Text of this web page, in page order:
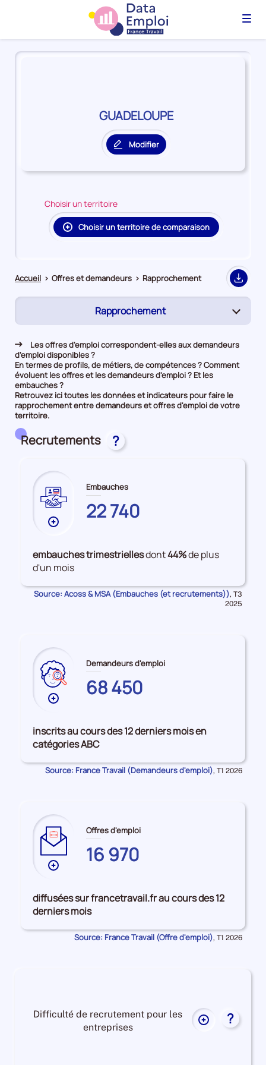
Menu
Panorama
GUADELOUPE
Modifier
le
principal
Choisir un territoire
Choisir un territoire de comparaison
Accueil > Offres et demandeurs > Rapprochement Export
Rapprochement
(page
Demandeurs d'emploi
Offres d’emploi
Les offres d'emploi correspondent-elles aux demandeurs
d'emploi disponibles ?
En termes de profils, de métiers, de compétences ? Comment
évoluent les offres et les demandeurs d'emploi ? Et les
embauches ?
Retrouvez ici toutes les données et indicateurs pour faire le
rapprochement entre demandeurs et offres d'emploi de votre
territoire.
Recrutements ?
Plus
données
sur
les
Embauches
Embauches
GUADELOUPE
22 740
embauches trimestriellesdont44%de plus
d'un mois
Source: Acoss & MSA (Embauches (et recrutements)), Données
pour
T3
2025
Plus
données
sur
les
GUADELOUPE
Demandeurs d'emploi
68 450
inscrits au cours des 12 derniers mois en
catégories ABC
Source: France Travail (Demandeurs d'emploi), Données
T1 2026
Plus
données
sur
les
GUADELOUPE
Offres d'emploi
16 970
diffusées sur francetravail.fr au cours des 12
derniers mois
Source: France Travail (Offre d'emploi), Données
T1 2026
Difficulté de recrutement pour les
entreprises
Plus
?